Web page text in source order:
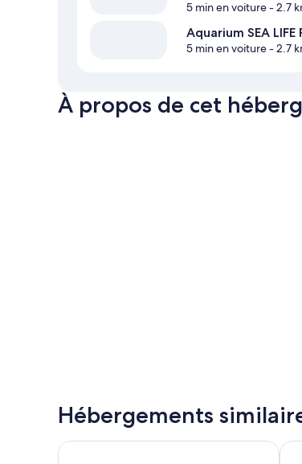
5 min en voiture- 2.7
Aquarium SEA LIFE
5 min en voiture- 2.7
À propos de cet
Hébergements
All Suites Appart Hôtel | Val d’Europe